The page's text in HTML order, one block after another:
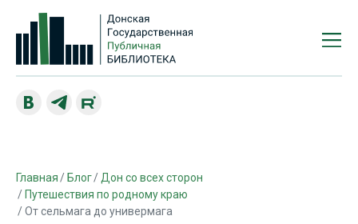
Главная Блог
Дон со всех сторон
Путешествия по родному краю
От сельмага до универмага